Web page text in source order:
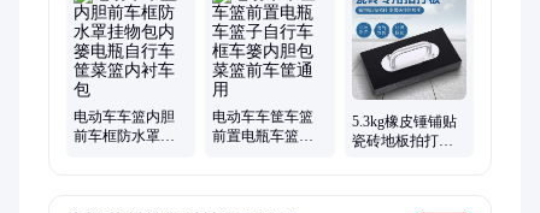
接线、粘鼠板、电瓶线、逆变器、螺丝贴、补鞋胶、粘鞋胶、标
卡尺、老鼠夹、转换器、pu皮鞋aj、橱柜把手
电动车车篮内胆
前车框防水罩挂
电动车车筐车篮
前置电瓶车篮子
5.3kg橡皮锤铺贴
瓷砖地板拍打地